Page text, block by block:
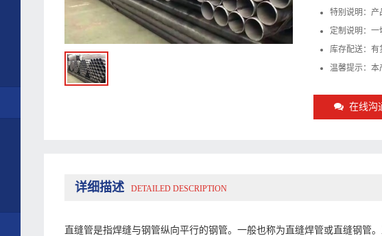
特别说明：产
定制说明：一
库存配送：有
温馨提示：本
在线沟
详细描述 DETAILED DESCRIPTION
直缝管是指焊缝与钢管纵向平行的钢管。一般也称为直缝焊管或直缝钢管